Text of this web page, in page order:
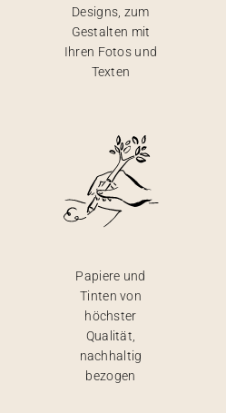
Designs, zum
Gestalten mit
Ihren Fotos und
Texten
Papiere und
Tinten von
höchster
Qualität,
nachhaltig
bezogen